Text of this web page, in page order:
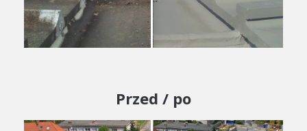
Przed / po